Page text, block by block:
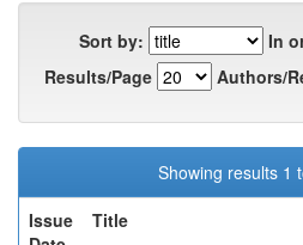
Sort by:
In
Results/Page
Authors/
Showing results 1
Issue
Title